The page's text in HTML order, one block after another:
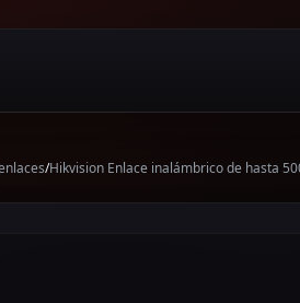
/Hikvision Enlace inalámbrico de hasta